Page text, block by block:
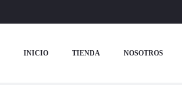
INICIO TIENDA NOSOTROS